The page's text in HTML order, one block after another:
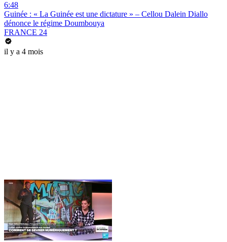
6:48
Guinée : « La Guinée est une dictature » – Cellou Dalein Diallo
dénonce le régime Doumbouya
FRANCE 24
il y a 4 mois